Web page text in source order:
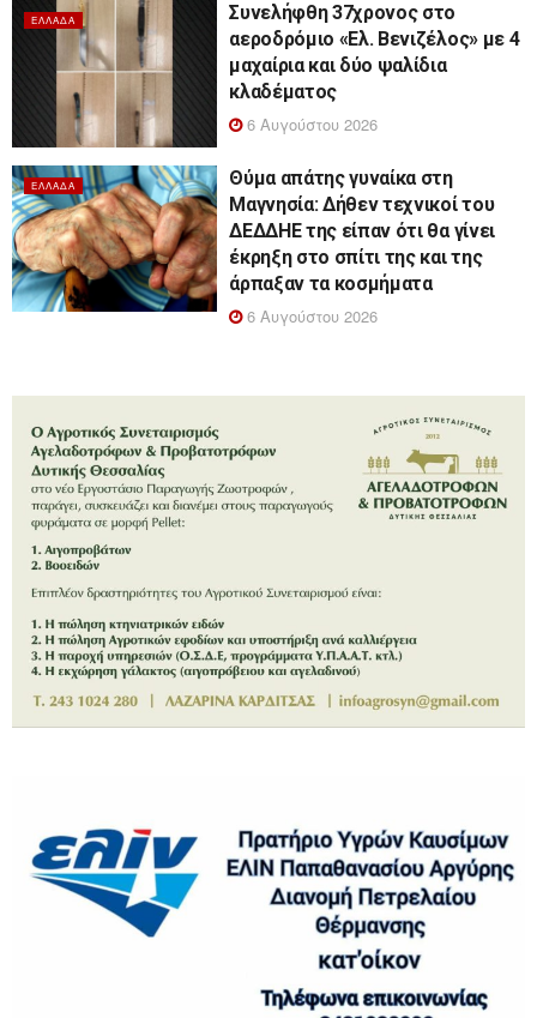
ΕΛΛΆΔΑ
Συνελήφθη 37χρονος στο
αεροδρόμιο «Ελ. Βενιζέλος» με 4
μαχαίρια και δύο ψαλίδια
κλαδέματος
6 Αυγούστου 2026
ΕΛΛΆΔΑ
Θύμα απάτης γυναίκα στη
Μαγνησία: Δήθεν τεχνικοί του
ΔΕΔΔΗΕ της είπαν ότι θα γίνει
έκρηξη στο σπίτι της και της
άρπαξαν τα κοσμήματα
6 Αυγούστου 2026